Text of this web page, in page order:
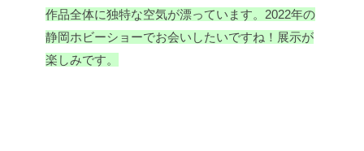
作品全体に独特な空気が漂っています。2022年の
静岡ホビーショーでお会いしたいですね！展示が
楽しみです。